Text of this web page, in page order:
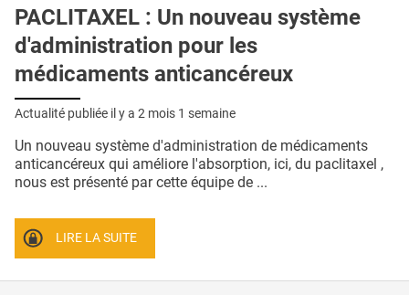
PACLITAXEL : Un nouveau système
d'administration pour les
médicaments anticancéreux
Actualité publiée il y a 2 mois 1 semaine
Un nouveau système d'administration de médicaments
anticancéreux qui améliore l'absorption, ici, du paclitaxel ,
nous est présenté par cette équipe de ...
LIRE LA SUITE